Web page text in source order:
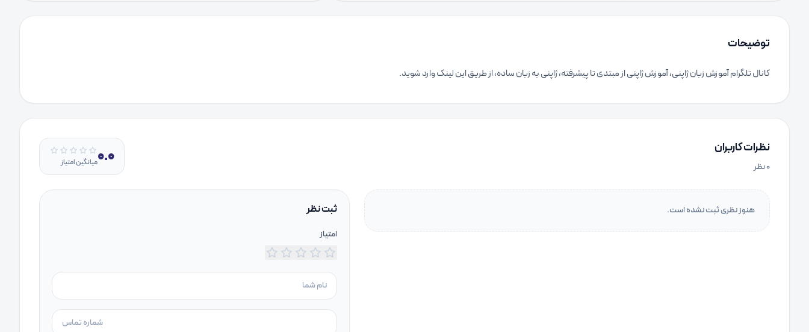
توضیحات
کانال تلگرام آموزش زبان ژاپنی، آموزش ژاپنی از مبتدی تا پیشرفته، ژاپنی به زبان ساده، از طریق این لینک وارد شوید.
نظرات کاربران
۰نظر 0.0میانگین امتیاز
هنوز نظری ثبت نشده است. ثبت نظر
امتیاز